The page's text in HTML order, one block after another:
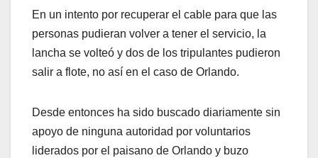
En un intento por recuperar el cable para que las
personas pudieran volver a tener el servicio, la
lancha se volteó y dos de los tripulantes pudieron
salir a flote, no así en el caso de Orlando.
Desde entonces ha sido buscado diariamente sin
apoyo de ninguna autoridad por voluntarios
liderados por el paisano de Orlando y buzo